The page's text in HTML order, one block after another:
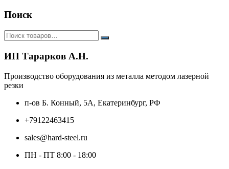
Поиск
ИП Тарарков А.Н.
Производство оборудования из металла методом лазерной
резки
п-ов Б. Конный, 5А, Екатеринбург, РФ
+79122463415
sales@hard-steel.ru
ПН - ПТ 8:00 - 18:00